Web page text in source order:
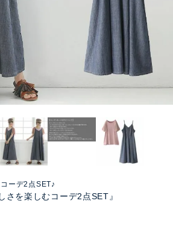
ーデ2点SET♪
さを楽しむコーデ2点SET』